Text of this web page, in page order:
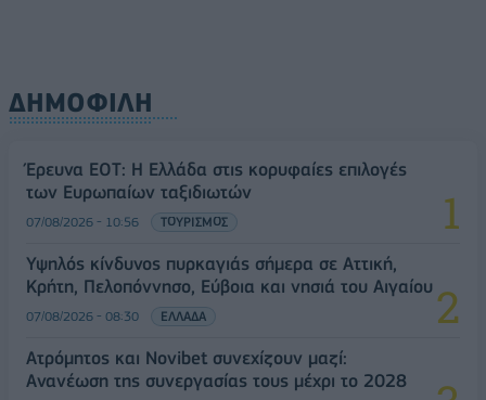
ΔΗΜΟΦΙΛΗ
Έρευνα ΕΟΤ: Η Ελλάδα στις κορυφαίες επιλογές
των Ευρωπαίων ταξιδιωτών
07/08/2026 - 10:56 ΤΟΥΡΙΣΜΟΣ
Υψηλός κίνδυνος πυρκαγιάς σήμερα σε Αττική,
Κρήτη, Πελοπόννησο, Εύβοια και νησιά του Αιγαίου
07/08/2026 - 08:30 ΕΛΛΑΔΑ
Ατρόμητος και Novibet συνεχίζουν μαζί:
Ανανέωση της συνεργασίας τους μέχρι το 2028